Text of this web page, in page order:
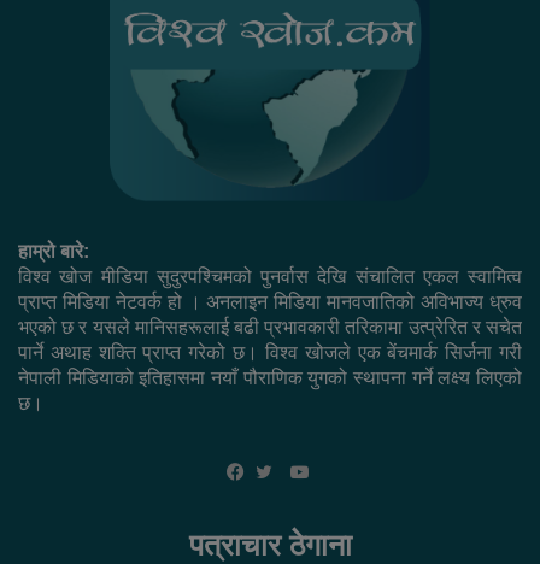
हाम्रो बारे:
विश्व खोज मीडिया सुदुरपश्चिमको पुनर्वास देखि संचालित एकल स्वामित्व
प्राप्त मिडिया नेटवर्क हो । अनलाइन मिडिया मानवजातिको अविभाज्य ध्रुव
भएको छ र यसले मानिसहरूलाई बढी प्रभावकारी तरिकामा उत्प्रेरित र सचेत
पार्ने अथाह शक्ति प्राप्त गरेको छ। विश्व खोजले एक बेंचमार्क सिर्जना गरी
नेपाली मिडियाको इतिहासमा नयाँ पौराणिक युगको स्थापना गर्ने लक्ष्य लिएको
छ।
YouTube
पत्राचार ठेगाना